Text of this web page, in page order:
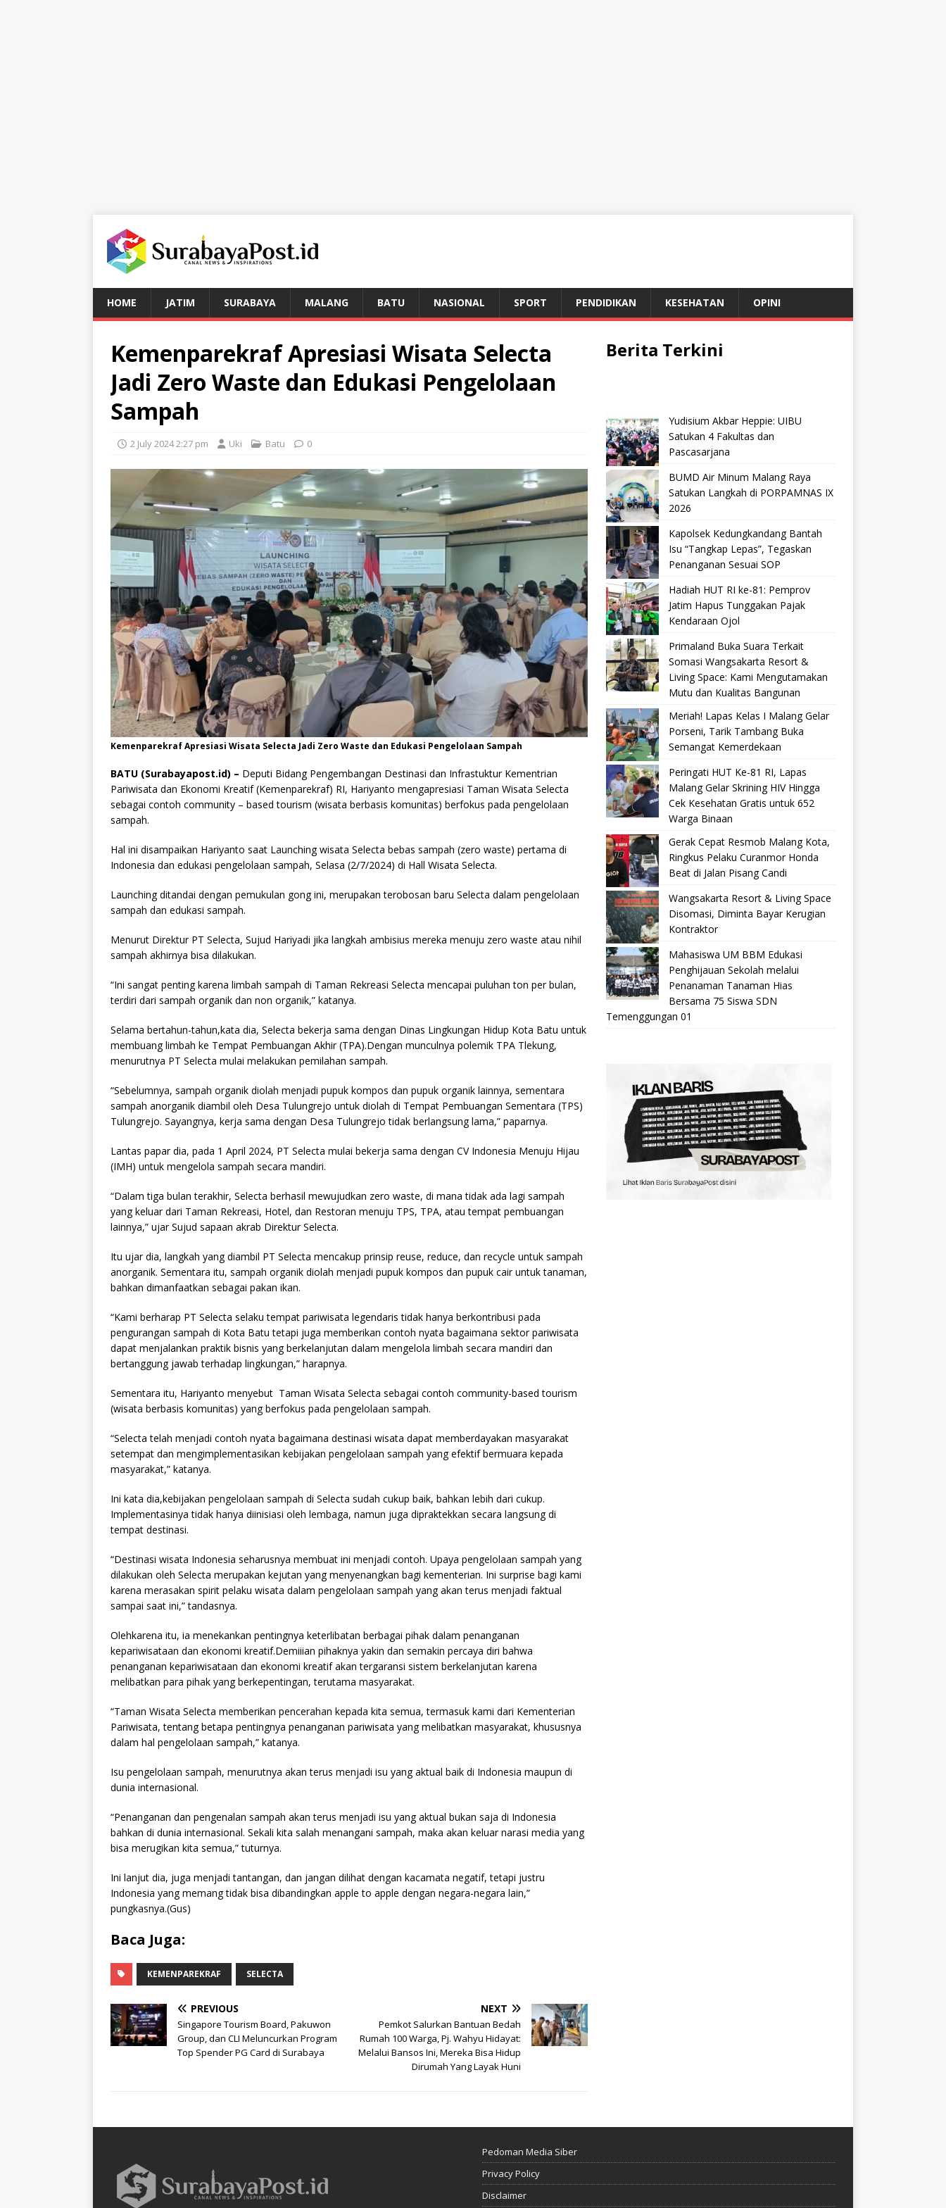
HOME JATIM SURABAYA MALANG BATU NASIONAL SPORT PENDIDIKAN KESEHATAN OPINI
Kemenparekraf Apresiasi Wisata Selecta
Jadi Zero Waste dan Edukasi Pengelolaan
Sampah
2 July 2024 2:27 pm Uki Batu 0
Kemenparekraf Apresiasi Wisata Selecta Jadi Zero Waste dan Edukasi Pengelolaan Sampah
BATU (Surabayapost.id) – Deputi Bidang Pengembangan Destinasi dan Infrastuktur Kementrian
Pariwisata dan Ekonomi Kreatif (Kemenparekraf) RI, Hariyanto mengapresiasi Taman Wisata Selecta
sebagai contoh community – based tourism (wisata berbasis komunitas) berfokus pada pengelolaan
sampah.
Hal ini disampaikan Hariyanto saat Launching wisata Selecta bebas sampah (zero waste) pertama di
Indonesia dan edukasi pengelolaan sampah, Selasa (2/7/2024) di Hall Wisata Selecta.
Launching ditandai dengan pemukulan gong ini, merupakan terobosan baru Selecta dalam pengelolaan
sampah dan edukasi sampah.
Menurut Direktur PT Selecta, Sujud Hariyadi jika langkah ambisius mereka menuju zero waste atau nihil
sampah akhirnya bisa dilakukan.
“Ini sangat penting karena limbah sampah di Taman Rekreasi Selecta mencapai puluhan ton per bulan,
terdiri dari sampah organik dan non organik,” katanya.
Selama bertahun-tahun,kata dia, Selecta bekerja sama dengan Dinas Lingkungan Hidup Kota Batu untuk
membuang limbah ke Tempat Pembuangan Akhir (TPA).Dengan munculnya polemik TPA Tlekung,
menurutnya PT Selecta mulai melakukan pemilahan sampah.
“Sebelumnya, sampah organik diolah menjadi pupuk kompos dan pupuk organik lainnya, sementara
sampah anorganik diambil oleh Desa Tulungrejo untuk diolah di Tempat Pembuangan Sementara (TPS)
Tulungrejo. Sayangnya, kerja sama dengan Desa Tulungrejo tidak berlangsung lama,” paparnya.
Lantas papar dia, pada 1 April 2024, PT Selecta mulai bekerja sama dengan CV Indonesia Menuju Hijau
(IMH) untuk mengelola sampah secara mandiri.
“Dalam tiga bulan terakhir, Selecta berhasil mewujudkan zero waste, di mana tidak ada lagi sampah
yang keluar dari Taman Rekreasi, Hotel, dan Restoran menuju TPS, TPA, atau tempat pembuangan
lainnya,” ujar Sujud sapaan akrab Direktur Selecta.
Itu ujar dia, langkah yang diambil PT Selecta mencakup prinsip reuse, reduce, dan recycle untuk sampah
anorganik. Sementara itu, sampah organik diolah menjadi pupuk kompos dan pupuk cair untuk tanaman,
bahkan dimanfaatkan sebagai pakan ikan.
“Kami berharap PT Selecta selaku tempat pariwisata legendaris tidak hanya berkontribusi pada
pengurangan sampah di Kota Batu tetapi juga memberikan contoh nyata bagaimana sektor pariwisata
dapat menjalankan praktik bisnis yang berkelanjutan dalam mengelola limbah secara mandiri dan
bertanggung jawab terhadap lingkungan,” harapnya.
Sementara itu, Hariyanto menyebut Taman Wisata Selecta sebagai contoh community-based tourism
(wisata berbasis komunitas) yang berfokus pada pengelolaan sampah.
“Selecta telah menjadi contoh nyata bagaimana destinasi wisata dapat memberdayakan masyarakat
setempat dan mengimplementasikan kebijakan pengelolaan sampah yang efektif bermuara kepada
masyarakat,” katanya.
Ini kata dia,kebijakan pengelolaan sampah di Selecta sudah cukup baik, bahkan lebih dari cukup.
Implementasinya tidak hanya diinisiasi oleh lembaga, namun juga dipraktekkan secara langsung di
tempat destinasi.
“Destinasi wisata Indonesia seharusnya membuat ini menjadi contoh. Upaya pengelolaan sampah yang
dilakukan oleh Selecta merupakan kejutan yang menyenangkan bagi kementerian. Ini surprise bagi kami
karena merasakan spirit pelaku wisata dalam pengelolaan sampah yang akan terus menjadi faktual
sampai saat ini,” tandasnya.
Olehkarena itu, ia menekankan pentingnya keterlibatan berbagai pihak dalam penanganan
kepariwisataan dan ekonomi kreatif.Demiiian pihaknya yakin dan semakin percaya diri bahwa
penanganan kepariwisataan dan ekonomi kreatif akan tergaransi sistem berkelanjutan karena
melibatkan para pihak yang berkepentingan, terutama masyarakat.
“Taman Wisata Selecta memberikan pencerahan kepada kita semua, termasuk kami dari Kementerian
Pariwisata, tentang betapa pentingnya penanganan pariwisata yang melibatkan masyarakat, khususnya
dalam hal pengelolaan sampah,” katanya.
Isu pengelolaan sampah, menurutnya akan terus menjadi isu yang aktual baik di Indonesia maupun di
dunia internasional.
“Penanganan dan pengenalan sampah akan terus menjadi isu yang aktual bukan saja di Indonesia
bahkan di dunia internasional. Sekali kita salah menangani sampah, maka akan keluar narasi media yang
bisa merugikan kita semua,” tuturnya.
Ini lanjut dia, juga menjadi tantangan, dan jangan dilihat dengan kacamata negatif, tetapi justru
Indonesia yang memang tidak bisa dibandingkan apple to apple dengan negara-negara lain,”
pungkasnya.(Gus)
Baca Juga:
KEMENPAREKRAF SELECTA
PREVIOUS
Singapore Tourism Board, Pakuwon
Group, dan CLI Meluncurkan Program
Top Spender PG Card di Surabaya
NEXT
Pemkot Salurkan Bantuan Bedah
Rumah 100 Warga, Pj. Wahyu Hidayat:
Melalui Bansos Ini, Mereka Bisa Hidup
Dirumah Yang Layak Huni
Berita Terkini
Yudisium Akbar Heppie: UIBU
Satukan 4 Fakultas dan
Pascasarjana
BUMD Air Minum Malang Raya
Satukan Langkah di PORPAMNAS IX
2026
Kapolsek Kedungkandang Bantah
Isu “Tangkap Lepas”, Tegaskan
Penanganan Sesuai SOP
Hadiah HUT RI ke-81: Pemprov
Jatim Hapus Tunggakan Pajak
Kendaraan Ojol
Primaland Buka Suara Terkait
Somasi Wangsakarta Resort &
Living Space: Kami Mengutamakan
Mutu dan Kualitas Bangunan
Meriah! Lapas Kelas I Malang Gelar
Porseni, Tarik Tambang Buka
Semangat Kemerdekaan
Peringati HUT Ke-81 RI, Lapas
Malang Gelar Skrining HIV Hingga
Cek Kesehatan Gratis untuk 652
Warga Binaan
Gerak Cepat Resmob Malang Kota,
Ringkus Pelaku Curanmor Honda
Beat di Jalan Pisang Candi
Wangsakarta Resort & Living Space
Disomasi, Diminta Bayar Kerugian
Kontraktor
Mahasiswa UM BBM Edukasi
Penghijauan Sekolah melalui
Penanaman Tanaman Hias
Bersama 75 Siswa SDN
Temenggungan 01
Pedoman Media Siber
Privacy Policy
Disclaimer